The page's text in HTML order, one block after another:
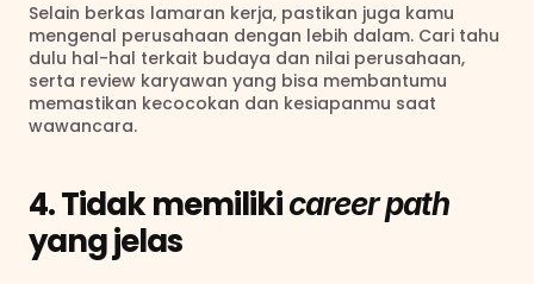
Selain berkas lamaran kerja, pastikan juga kamu
mengenal perusahaan dengan lebih dalam. Cari tahu
dulu hal-hal terkait budaya dan nilai perusahaan,
serta review karyawan yang bisa membantumu
memastikan kecocokan dan kesiapanmu saat
wawancara.
4. Tidak memiliki career path
yang jelas